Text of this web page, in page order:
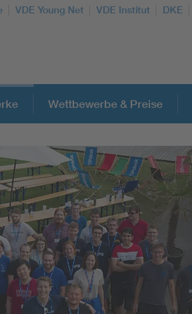
VDE Young Net VDE Institut DKE
Weitere Themen
Assisted Living
Electromobility
Energy efficiency
Wettbewerbe & Preise